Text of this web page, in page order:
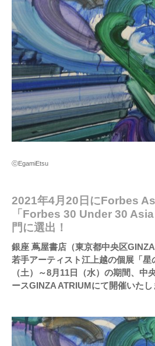
ⓒEgamiEtsu
2021年4月20日にForbes
「Forbes 30 Under 30
門に選出！
銀座 蔦屋書店（東京都中央区GINZA
若手アーティスト江上越の個展「星
（土）～8月11日（水）の期間、中
ースGINZA ATRIUMにて開催いたし